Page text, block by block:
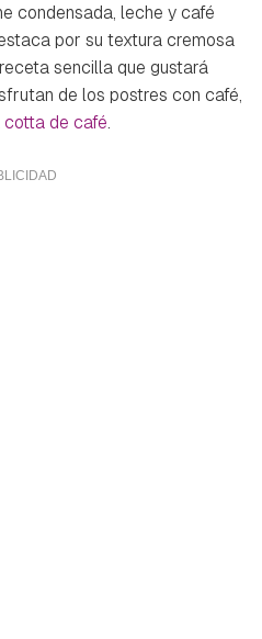
condensada, leche y café
por su textura cremosa
sencilla que gustará
de los postres con café,
cotta de café.